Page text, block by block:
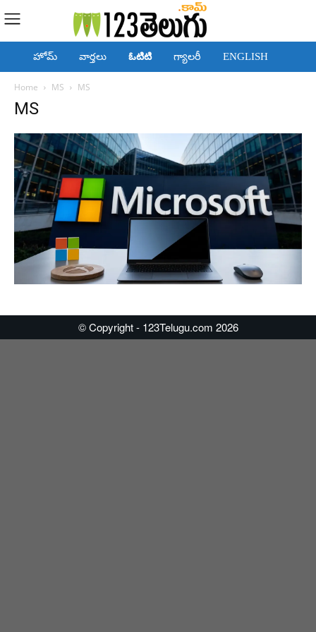
హోమ్ వార్తలు ఓటిటి గ్యాలరీ ENGLISH
Home MS MS
MS
© Copyright - 123Telugu.com 2026